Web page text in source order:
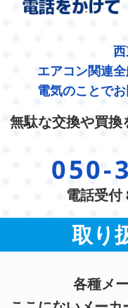
エアコン関連
電気のことで
無駄な交換や買換
050-
電話受付
取り
各種メ